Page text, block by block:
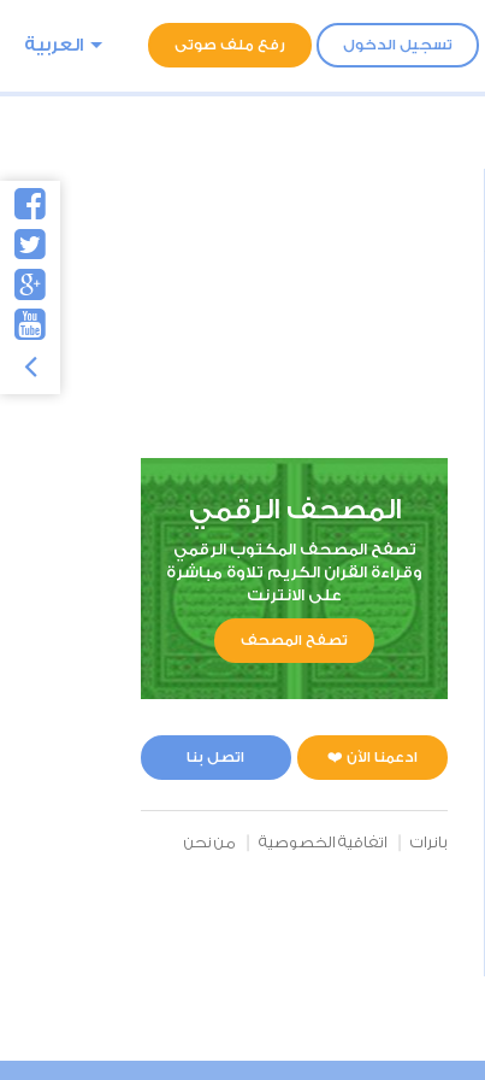
تسجيل الدخول رفع ملف صوتى العربية
المصحف الرقمي
تصفح المصحف المكتوب الرقمي
وقراءة القران الكريم تلاوة مباشرة
على الانترنت
تصفح المصحف
ادعمنا الآن ❤️ اتصل بنا
بانرات اتفاقية الخصوصية من نحن